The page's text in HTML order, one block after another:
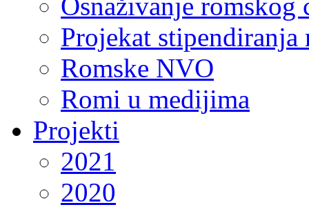
Projekat stipendiranja
Romske NVO
Romi u medijima
Projekti
2021
2020